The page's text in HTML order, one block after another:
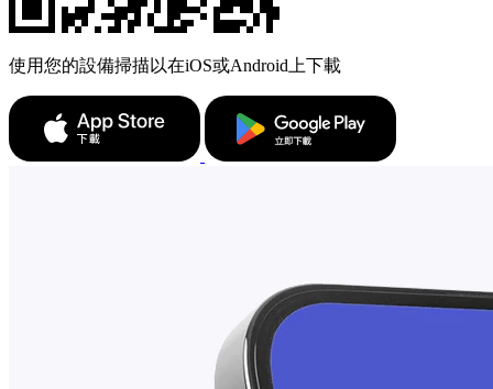
使用您的設備掃描以在iOS或Android上下載